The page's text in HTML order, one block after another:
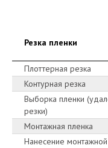
Резка пленки
Плоттерная резка
Контурная резка
Выборка пленки
резки)
Монтажная пленка
Нанесение